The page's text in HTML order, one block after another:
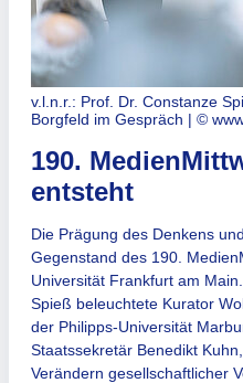
v.l.n.r.: Prof. Dr. Constanze
Borgfeld im Gespräch | ©
190.
entsteht
Die Prägung des Denkens
Gegenstand des 190.
Universität Frankfurt am
Spieß beleuchtete Kurator
der Philipps-Universität
Staatssekretär Benedikt
Verändern gesellschaftlicher